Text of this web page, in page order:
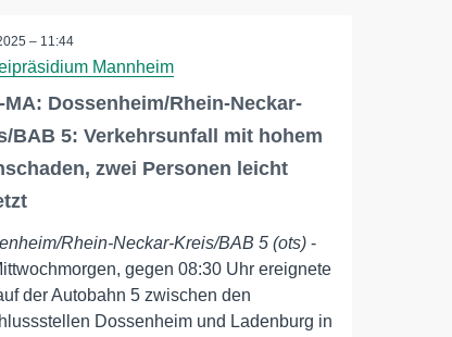
– 11:44
Mannheim
MA: Dossenheim/Rhein-Neckar-
BAB 5: Verkehrsunfall mit hohem
zwei Personen leicht
Rhein-Neckar-Kreis/BAB 5 (ots) -
gegen 08:30 Uhr ereignete
der Autobahn 5 zwischen den
Dossenheim und Ladenburg in